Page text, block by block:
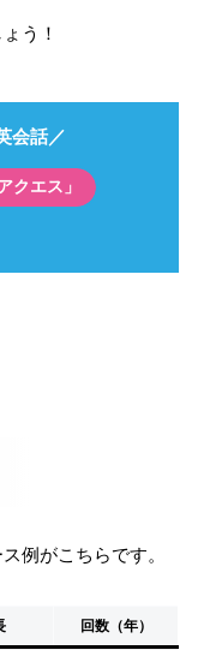
う！
会話／
クエス」
例がこちらです。
回数（年）